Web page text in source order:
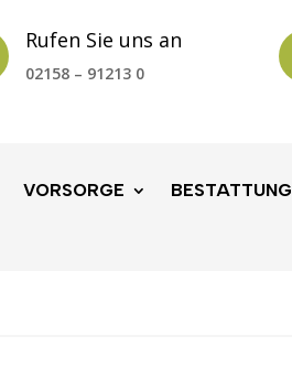
Rufen Sie uns an
02158 – 91213 0
VORSORGE BESTATTUNG